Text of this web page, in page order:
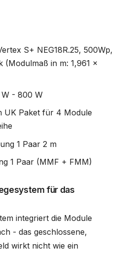
S+ NEG18R.25, 500Wp,
(Modulmaß in m: 1,961 x
W - 800 W
UK Paket für 4 Module
1 Paar 2 m
1 Paar (MMF + FMM)
für das
integriert die Module
- das geschlossene,
wirkt nicht wie ein